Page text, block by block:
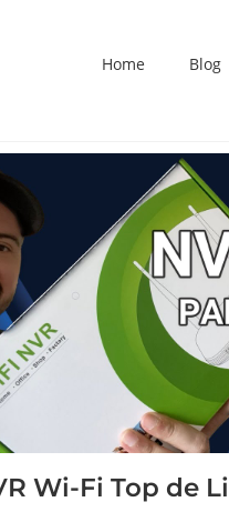
Home Blog
Wi-Fi Top de